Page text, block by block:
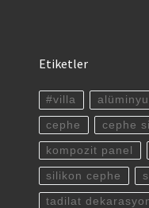
Etiketler
#villa
cephe cephe
kompozit panel
silikon cephe
tadilat